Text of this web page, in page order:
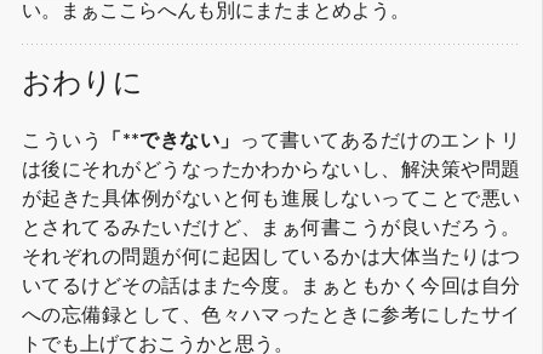
い。まぁここらへんも別にまたまとめよう。
おわりに
こういう 「**できない」 って書いてあるだけのエントリ
は後にそれがどうなったかわからないし、解決策や問題
が起きた具体例がないと何も進展しないってことで悪い
とされてるみたいだけど、まぁ何書こうが良いだろう。
それぞれの問題が何に起因しているかは大体当たりはつ
いてるけどその話はまた今度。まぁともかく今回は自分
への忘備録として、色々ハマったときに参考にしたサイ
トでも上げておこうかと思う。